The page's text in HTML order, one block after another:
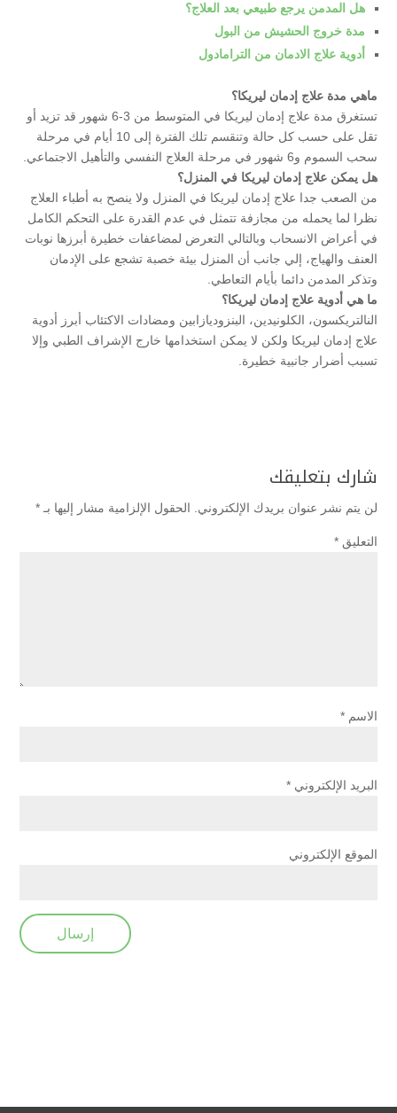
هل المدمن يرجع طبيعي بعد العلاج؟
مدة خروج الحشيش من البول
أدوية علاج الادمان من الترامادول
ماهي مدة علاج إدمان ليريكا؟
تستغرق مدة علاج إدمان ليريكا في المتوسط من 3-6 شهور قد تزيد أو
تقل على حسب كل حالة وتنقسم تلك الفترة إلى 10 أيام في مرحلة
سحب السموم و6 شهور في مرحلة العلاج النفسي والتأهيل الاجتماعي.
هل يمكن علاج إدمان ليريكا في المنزل؟
من الصعب جدا علاج إدمان ليريكا في المنزل ولا ينصح به أطباء العلاج
نظرا لما يحمله من مجازفة تتمثل في عدم القدرة على التحكم الكامل
في أعراض الانسحاب وبالتالي التعرض لمضاعفات خطيرة أبرزها نوبات
العنف والهياج، إلي جانب أن المنزل بيئة خصبة تشجع على الإدمان
وتذكر المدمن دائما بأيام التعاطي.
ما هي أدوية علاج إدمان ليريكا؟
النالتريكسون، الكلونيدين، البنزوديازابين ومضادات الاكتئاب أبرز أدوية
علاج إدمان ليريكا ولكن لا يمكن استخدامها خارج الإشراف الطبي وإلا
تسبب أضرار جانبية خطيرة.
شارك بتعليقك
لن يتم نشر عنوان بريدك الإلكتروني. الحقول الإلزامية مشار إليها بـ *
التعليق *
الاسم *
البريد الإلكتروني *
الموقع الإلكتروني